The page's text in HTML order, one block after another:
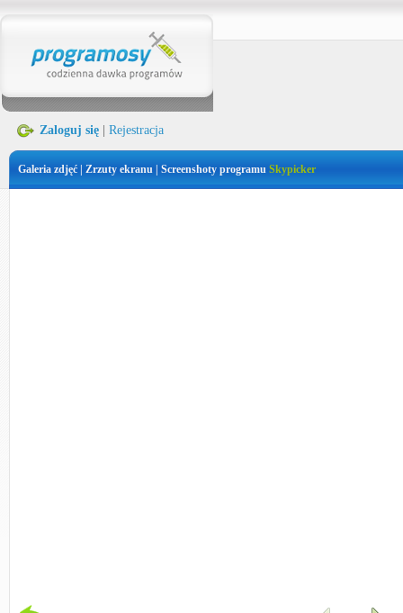
Zaloguj się Rejestracja
Galeria zdjęć | Zrzuty ekranu | Screenshoty programu Skypicker